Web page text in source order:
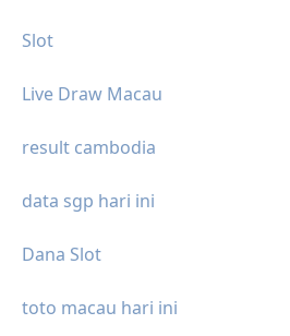
Slot
Live Draw Macau
result cambodia
data sgp hari ini
Dana Slot
toto macau hari ini